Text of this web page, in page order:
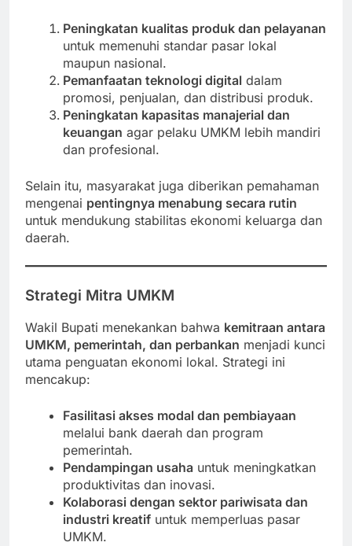
Peningkatan kualitas produk dan pelayanan
untuk memenuhi standar pasar lokal
maupun nasional.
Pemanfaatan teknologi digital dalam
promosi, penjualan, dan distribusi produk.
Peningkatan kapasitas manajerial dan
keuangan agar pelaku UMKM lebih mandiri
dan profesional.
Selain itu, masyarakat juga diberikan pemahaman
mengenai pentingnya menabung secara rutin
untuk mendukung stabilitas ekonomi keluarga dan
daerah.
Strategi Mitra UMKM
Wakil Bupati menekankan bahwa kemitraan antara
UMKM, pemerintah, dan perbankan menjadi kunci
utama penguatan ekonomi lokal. Strategi ini
mencakup:
Fasilitasi akses modal dan pembiayaan
melalui bank daerah dan program
pemerintah.
Pendampingan usaha untuk meningkatkan
produktivitas dan inovasi.
Kolaborasi dengan sektor pariwisata dan
industri kreatif untuk memperluas pasar
UMKM.